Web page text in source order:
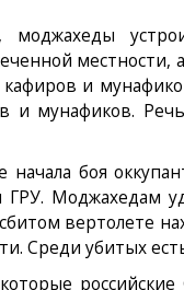
и
и мунафиков.
начала боя
ГРУ. Моджахедам
вертолете
Среди убитых